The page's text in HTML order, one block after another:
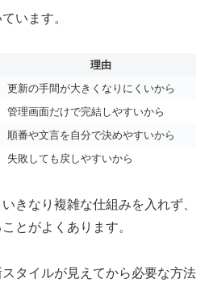
います。
理由
更新の手間が大きくなりにくいから
管理画面だけで完結しやすいから
順番や文言を自分で決めやすいから
失敗しても戻しやすいから
きなり複雑な仕組みを入れず、
とがよくあります。
タイルが見えてから必要な方法